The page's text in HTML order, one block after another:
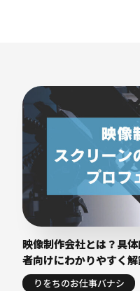
映像制作会社とは？具
者向けにわかりやすく
りをちのお仕事バナシ